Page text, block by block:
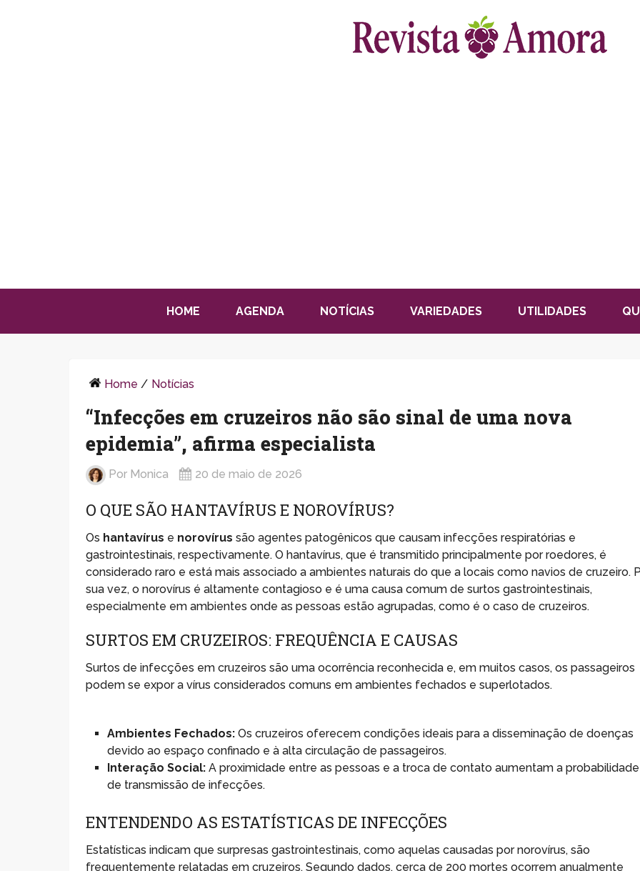
HOME AGENDA NOTÍCIAS VARIEDADES UTILIDADES
Home / Notícias
“Infecções em cruzeiros não são sinal de uma nova
epidemia”, afirma especialista
Por Monica 20 de maio de 2026
O QUE SÃO HANTAVÍRUS E NOROVÍRUS?
Os hantavírus e norovírus são agentes patogênicos que causam infecções respiratórias e
gastrointestinais, respectivamente. O hantavírus, que é transmitido principalmente por roedores, é
considerado raro e está mais associado a ambientes naturais do que a locais como navios de cruzeiro.
sua vez, o norovírus é altamente contagioso e é uma causa comum de surtos gastrointestinais,
especialmente em ambientes onde as pessoas estão agrupadas, como é o caso de cruzeiros.
SURTOS EM CRUZEIROS: FREQUÊNCIA E CAUSAS
Surtos de infecções em cruzeiros são uma ocorrência reconhecida e, em muitos casos, os passageiros
podem se expor a vírus considerados comuns em ambientes fechados e superlotados.
Ambientes Fechados: Os cruzeiros oferecem condições ideais para a disseminação de doenças
devido ao espaço confinado e à alta circulação de passageiros.
Interação Social: A proximidade entre as pessoas e a troca de contato aumentam a probabilidade
de transmissão de infecções.
ENTENDENDO AS ESTATÍSTICAS DE INFECÇÕES
Estatísticas indicam que surpresas gastrointestinais, como aquelas causadas por norovírus, são
frequentemente relatadas em cruzeiros. Segundo dados, cerca de 200 mortes ocorrem anualmente